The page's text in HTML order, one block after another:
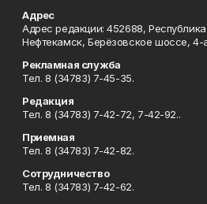
Адрес
Адрес редакции: 452688,
Нефтекамск, Берёзовское шоссе, 4-
Рекламная служба
Тел. 8 (34783) 7-45-35.
Редакция
Тел. 8 (34783) 7-42-72, 7-42-92..
Приемная
Тел. 8 (34783) 7-42-82.
Сотрудничество
Тел. 8 (34783) 7-42-62.